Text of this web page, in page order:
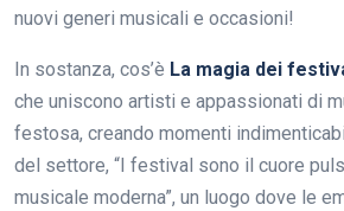
nuovi generi musicali e occasioni!
In sostanza, cos’è La magia dei
che uniscono artisti e appassionati di
festosa, creando momenti
del settore, “I festival sono il cuore
musicale moderna”, un luogo dove le